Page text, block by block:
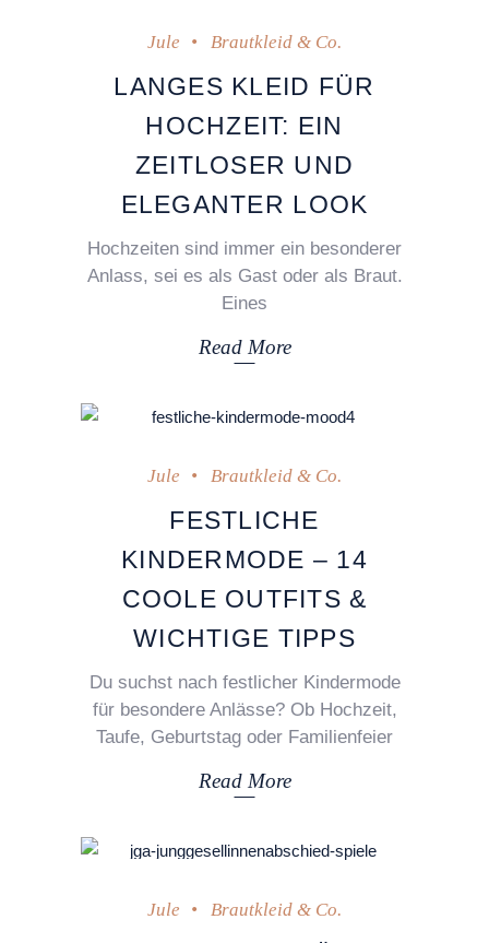
Jule
Brautkleid & Co.
LANGES KLEID FÜR
HOCHZEIT: EIN
ZEITLOSER UND
ELEGANTER LOOK
Hochzeiten sind immer ein besonderer
Anlass, sei es als Gast oder als Braut.
Eines
Read More
Jule
Brautkleid & Co.
FESTLICHE
KINDERMODE – 14
COOLE OUTFITS &
WICHTIGE TIPPS
Du suchst nach festlicher Kindermode
für besondere Anlässe? Ob Hochzeit,
Taufe, Geburtstag oder Familienfeier
Read More
Jule
Brautkleid & Co.